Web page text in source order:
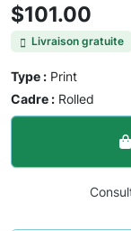
$101.00
Livraison gratuite
Type : Print
Cadre : Rolled